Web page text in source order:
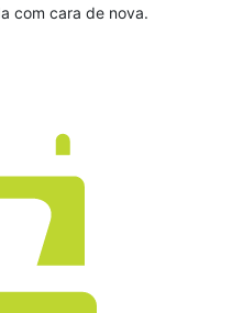
com cara de nova.